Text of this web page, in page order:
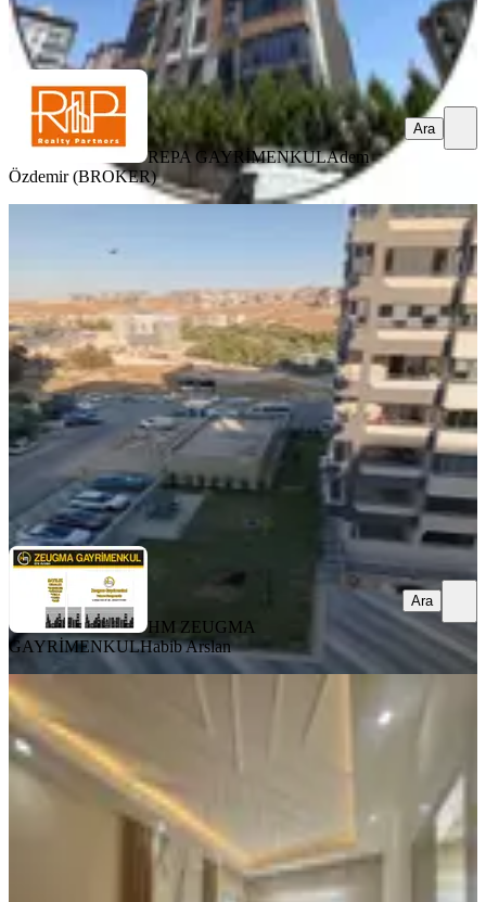
Ara
REPA GAYRİMENKULAdem
Özdemir (BROKER)
Ara
H.arslan'dan Ertuğrulgazi'de Sıfır
Ayarında 3.5+1 Kiralık
Şahinbey, Ertuğrulgazi Mahallesi
3+1
190 m²·7. Kat·07.08.2026
33.000 ₺
HM ZEUGMA GAYRİMENKUL Habib Arslan
Ara
HM ZEUGMA
GAYRİMENKULHabib Arslan
Ara
YENİ
Güneykent Mh Memur Binası Kiralık
Eşyalı Rezidans Daire
Şahinbey, Güneykent Mahallesi
2+0·65 m²
18.500 ₺